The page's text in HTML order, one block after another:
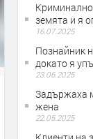
земята и я
16.07.2025
Познайник
докато я
23.06.2025
Задържаха
жена
22.05.2025